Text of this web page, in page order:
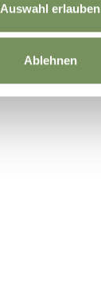
Auswahl erlauben
Ablehnen